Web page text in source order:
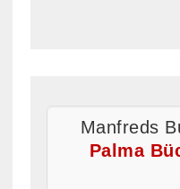
Manfreds
Palma